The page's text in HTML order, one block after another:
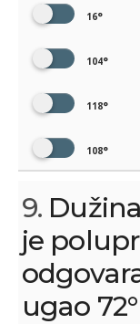
16°
104°
118°
108°
9.
je
ugao